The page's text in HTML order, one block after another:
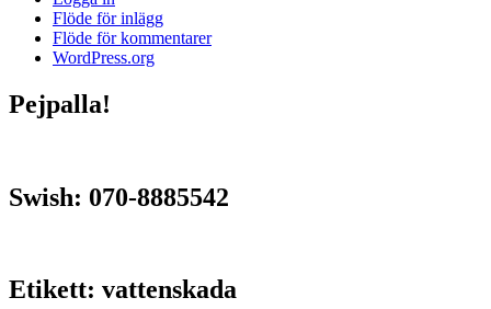
Flöde för inlägg
Flöde för kommentarer
WordPress.org
Pejpalla!
Swish: 070-8885542
Etikett: vattenskada